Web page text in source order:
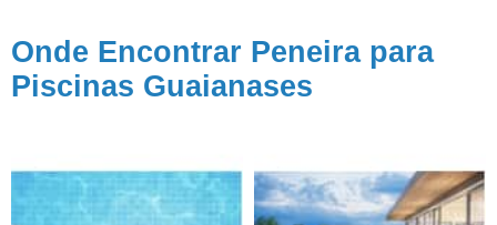
Onde Encontrar Peneira para
Piscinas Guaianases